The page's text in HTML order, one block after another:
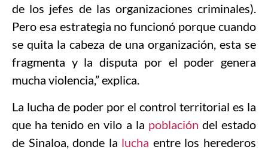
de los jefes de las organizaciones criminales).
Pero esa estrategia no funcionó porque cuando
se quita la cabeza de una organización, esta se
fragmenta y la disputa por el poder genera
mucha violencia,” explica.
La lucha de poder por el control territorial es la
que ha tenido en vilo a la población del estado
de Sinaloa, donde la lucha entre los herederos